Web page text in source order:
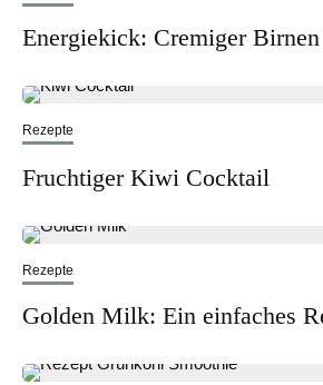
Energiekick: Cremiger Birnen
Rezepte
Fruchtiger Kiwi Cocktail
Rezepte
Golden Milk: Ein einfaches